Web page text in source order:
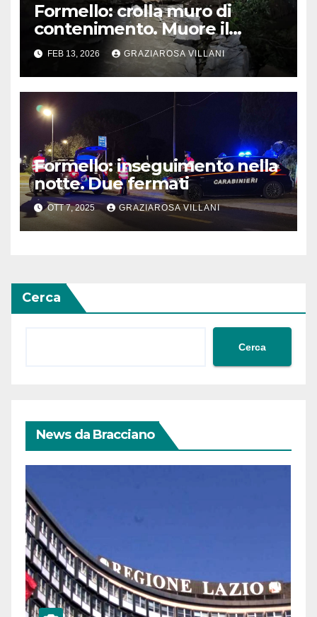
Formello: crolla muro di
contenimento. Muore il
58enne Umberto D’Errico
FEB 13, 2026 GRAZIAROSA VILLANI
Formello: inseguimento nella
notte. Due fermati
OTT 7, 2025 GRAZIAROSA VILLANI
Cerca
Cerca
News da Bracciano